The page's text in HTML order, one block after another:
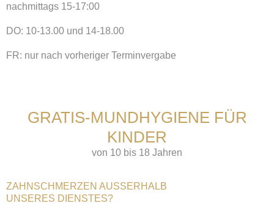
nachmittags 15-17:00
DO: 10-13.00 und 14-18.00
FR: nur nach vorheriger Terminvergabe
GRATIS-MUNDHYGIENE FÜR
KINDER
von 10 bis 18 Jahren
ZAHNSCHMERZEN AUSSERHALB
UNSERES DIENSTES?